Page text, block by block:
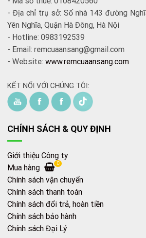
- Địa chỉ trụ sở: Số nhà 143 đường
Yên Nghĩa, Quận Hà Đông, Hà Nội
- Hotline: 0983192539
- Email: remcuaansang@gmail.com
- Website: www.remcuaansang.com
KẾT NỐI VỚI CHÚNG TÔI:
CHÍNH SÁCH & QUY ĐỊNH
Giới thiệu Công ty
Mua hàng
0
Chính sách vận chuyển
Chính sách thanh toán
Chính sách đổi trả, hoàn tiền
Chính sách bảo hành
Chính sách Đại Lý